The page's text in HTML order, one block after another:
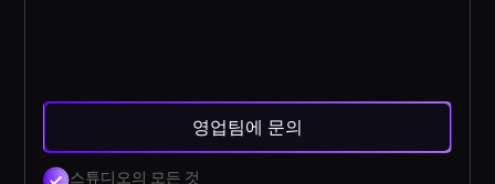
영업팀에 문의
스튜디오의 모든 것